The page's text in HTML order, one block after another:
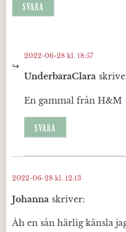
SVARA
UnderbaraClara
2022-06-28 kl. 18:57
En gammal från H&M
SVARA
Johanna skriver:
2022-06-28 kl. 12:13
Åh en sån härlig känsla